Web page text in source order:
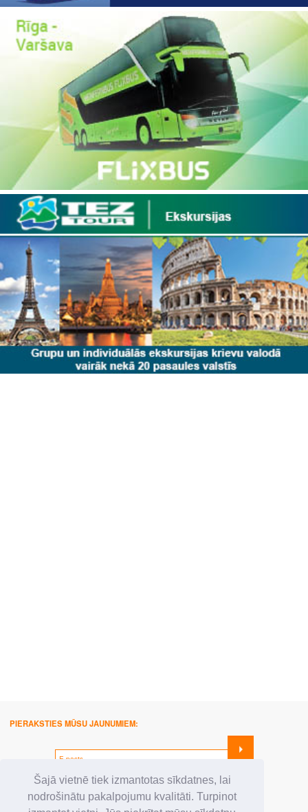
Šajā vietnē tiek izmantotas sīkdatnes, lai
nodrošinātu pakalpojumu kvalitāti. Turpinot
PIERAKSTIES MŪSU JAUNUMIEM:
SEKO MUMS: